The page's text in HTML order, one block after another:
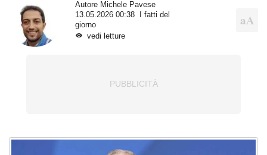
Autore Michele Pavese
13.05.2026 00:38
I fatti del
giorno
vedi letture